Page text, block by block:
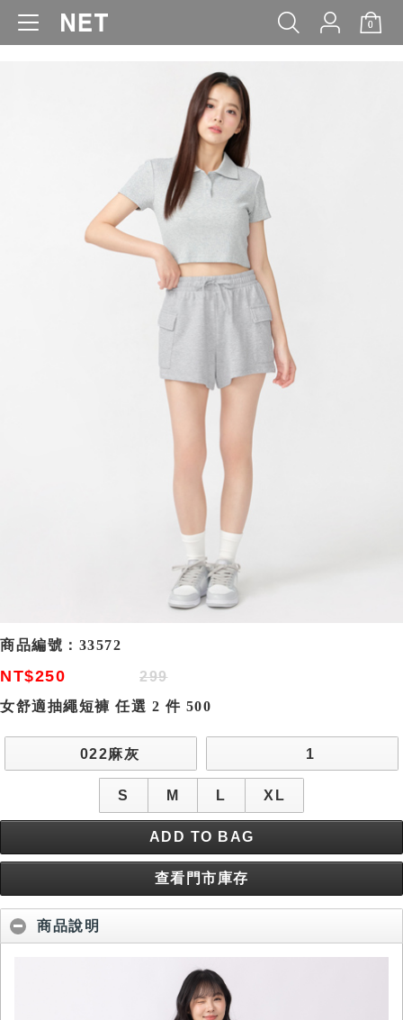
0
WOMEN MEN KIDS BABY
商品編號： 33572
NT$250
299
女舒適抽繩短褲 任選 2 件 500
022麻灰 1
S M L XL
ADD TO BAG
查看門市庫存
商品說明